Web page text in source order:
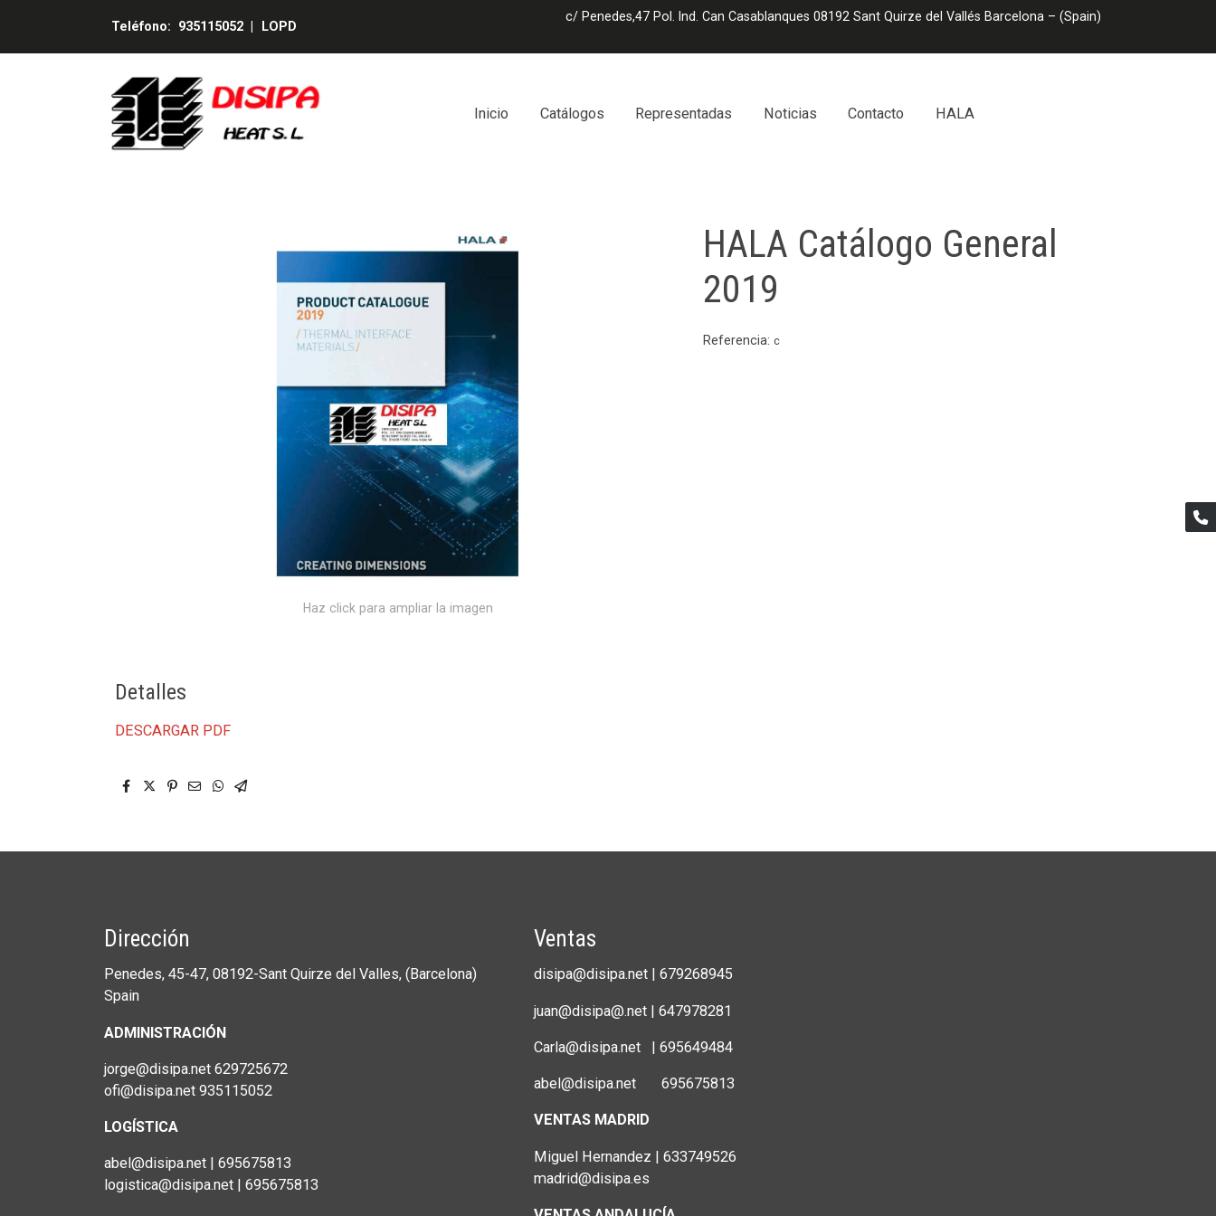
Teléfono: 935115052 LOPD
c/ Penedes,47 Pol. Ind. Can Casablanques 08192 Sant Quirze del Vallés Barcelona – (Spain)
Inicio Catálogos Representadas Noticias Contacto HALA
Haz click para ampliar la imagen
Detalles
DESCARGAR PDF
HALA Catálogo General
2019
Referencia:c
Dirección
Penedes, 45-47, 08192-Sant Quirze del Valles, (Barcelona)
Spain
ADMINISTRACIÓN
jorge@disipa.net 629725672
ofi@disipa.net 935115052
LOGÍSTICA
abel@disipa.net | 695675813
logistica@disipa.net | 695675813
Ventas
disipa@disipa.net | 679268945
juan@disipa@.net | 647978281
Carla@disipa.net | 695649484
abel@disipa.net 695675813
VENTAS MADRID
Miguel Hernandez | 633749526
madrid@disipa.es